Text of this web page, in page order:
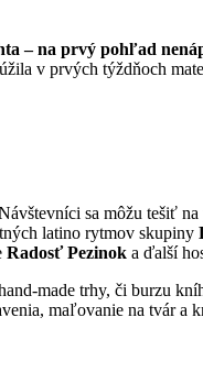
– na prvý pohľad
v prvých týždňoch
sa môžu tešiť
latino rytmov skupiny
Radosť Pezinok a ďalší
made trhy, či burzu
maľovanie na tvár a